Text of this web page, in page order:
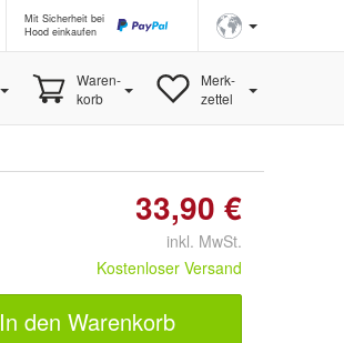
Mit Sicherheit bei
Hood einkaufen
Waren-
korb
Merk-
zettel
33,90 €
inkl. MwSt.
Kostenloser Versand
In den Warenkorb